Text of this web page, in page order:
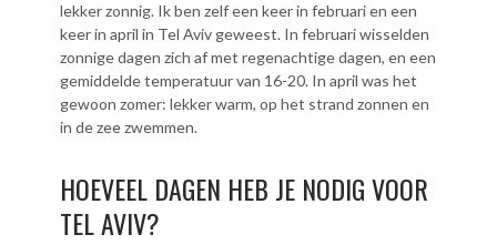
lekker zonnig. Ik ben zelf een keer in februari en een
keer in april in Tel Aviv geweest. In februari wisselden
zonnige dagen zich af met regenachtige dagen, en een
gemiddelde temperatuur van 16-20. In april was het
gewoon zomer: lekker warm, op het strand zonnen en
in de zee zwemmen.
HOEVEEL DAGEN HEB JE NODIG VOOR
TEL AVIV?